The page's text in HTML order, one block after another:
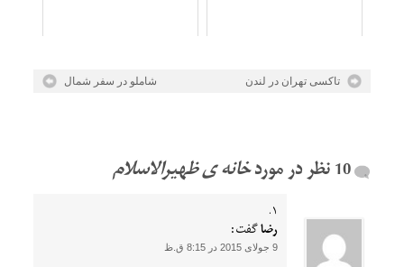
شاملو در سفر شمال تاکسی تهران در لندن
خانه ی ظهیرالاسلام
رضاگفت:
9 جولای 2015 در 8:15 ق.ظ